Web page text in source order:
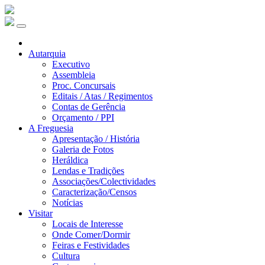
Autarquia
Executivo
Assembleia
Proc. Concursais
Editais / Atas / Regimentos
Contas de Gerência
Orçamento / PPI
A Freguesia
Apresentação / História
Galeria de Fotos
Heráldica
Lendas e Tradições
Associações/Colectividades
Caracterização/Censos
Notícias
Visitar
Locais de Interesse
Onde Comer/Dormir
Feiras e Festividades
Cultura